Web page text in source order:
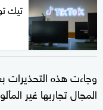
تيك
وجاءت هذه
المجال تجاربها غير